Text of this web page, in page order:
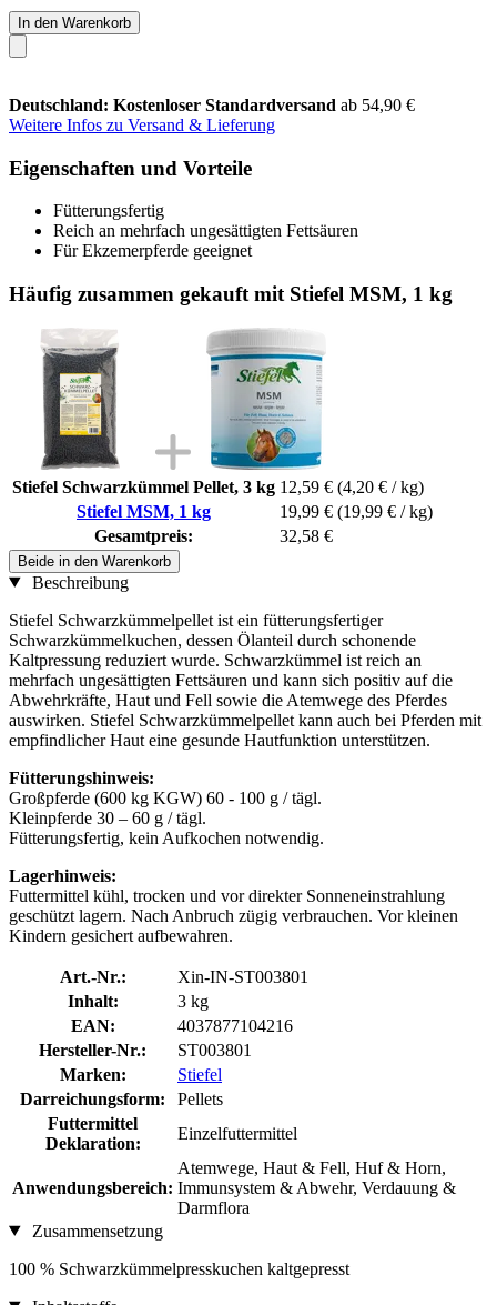
In den Warenkorb
Deutschland: Kostenloser Standardversand ab 54,90 €
Weitere Infos zu Versand & Lieferung
Eigenschaften und Vorteile
Fütterungsfertig
Reich an mehrfach ungesättigten Fettsäuren
Für Ekzemerpferde geeignet
Häufig zusammen gekauft mit Stiefel MSM, 1 kg
Stiefel Schwarzkümmel Pellet, 3 kg 12,59 € (4,20 € / kg)
Stiefel MSM, 1 kg
19,99 € (19,99 € / kg)
Gesamtpreis:
32,58 €
Beide in den Warenkorb
Beschreibung
Stiefel Schwarzkümmelpellet ist ein fütterungsfertiger
Schwarzkümmelkuchen, dessen Ölanteil durch schonende
Kaltpressung reduziert wurde. Schwarzkümmel ist reich an
mehrfach ungesättigten Fettsäuren und kann sich positiv auf die
Abwehrkräfte, Haut und Fell sowie die Atemwege des Pferdes
auswirken. Stiefel Schwarzkümmelpellet kann auch bei Pferden mit
empfindlicher Haut eine gesunde Hautfunktion unterstützen.
Fütterungshinweis:
Großpferde (600 kg KGW) 60 - 100 g / tägl.
Kleinpferde 30 – 60 g / tägl.
Fütterungsfertig, kein Aufkochen notwendig.
Lagerhinweis:
Futtermittel kühl, trocken und vor direkter Sonneneinstrahlung
geschützt lagern. Nach Anbruch zügig verbrauchen. Vor kleinen
Kindern gesichert aufbewahren.
Art.-Nr.:
Xin-IN-ST003801
Inhalt:
3 kg
EAN:
4037877104216
Hersteller-Nr.:
ST003801
Marken:
Stiefel
Darreichungsform:
Pellets
Futtermittel
Deklaration:
Einzelfuttermittel
Anwendungsbereich:
Atemwege, Haut & Fell, Huf & Horn,
Immunsystem & Abwehr, Verdauung &
Darmflora
Zusammensetzung
100 % Schwarzkümmelpresskuchen kaltgepresst